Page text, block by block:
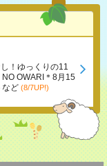
！ゆっくりの11
OWARI＊8月15
など (8/7UP!)